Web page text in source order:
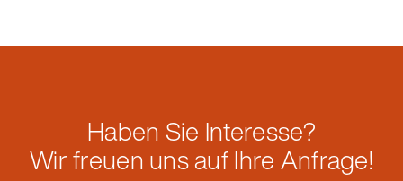
Haben Sie Interesse?
Wir freuen uns auf Ihre Anfrage!